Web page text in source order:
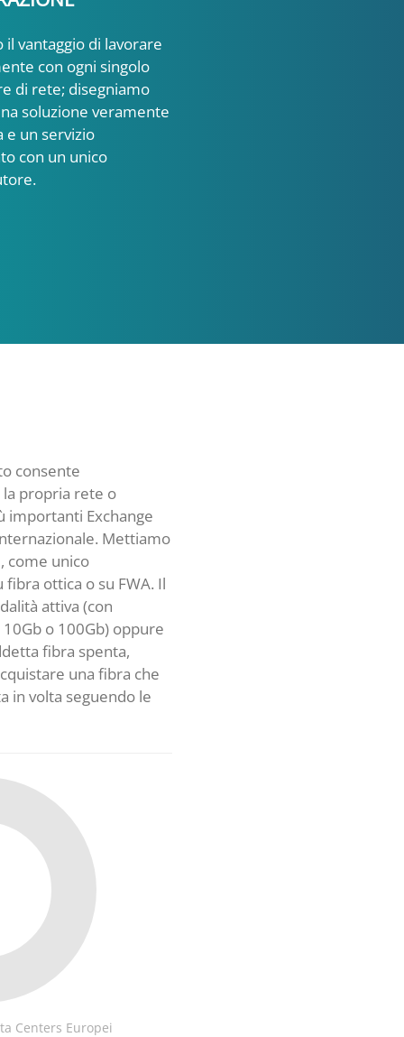
il vantaggio di lavorare
con ogni singolo
di rete; disegniamo
soluzione veramente
e un servizio
con un unico
consente
propria rete o
importanti Exchange
Mettiamo
come unico
ottica o su FWA. Il
attiva (con
o 100Gb) oppure
fibra spenta,
una fibra che
in volta seguendo le
Centers Europei